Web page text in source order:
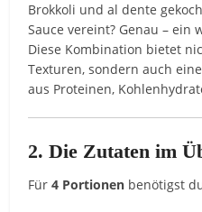
Brokkoli und al dente
Sauce vereint? Genau – ein
Diese Kombination bietet
Texturen, sondern auch
aus Proteinen,
2. Die Zutaten im
Für4 Portionen benötigst